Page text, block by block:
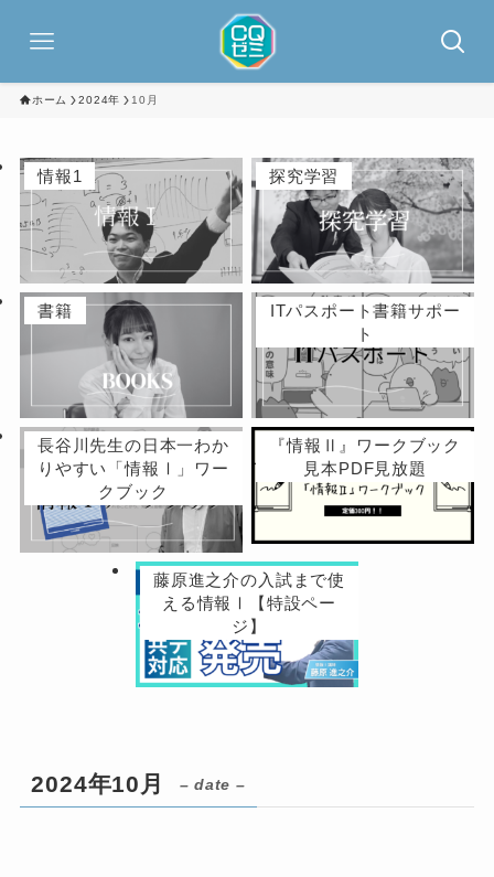
ホーム 2024年 10月
情報1 探究学習
書籍
ITパスポート書籍サポー
ト
長谷川先生の日本一わか
りやすい「情報Ⅰ」ワー
クブック
『情報Ⅱ』ワークブック
見本PDF見放題
藤原進之介の入試まで使
える情報Ⅰ【特設ペー
ジ】
2024年10月 – date –